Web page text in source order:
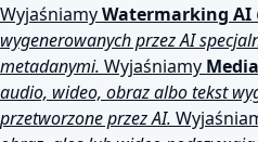
WyjaśniamyWatermarking AI
wygenerowanych przez AI
metadanymi. Wyjaśniamy
audio, wideo, obraz albo tekst
przetworzone przez AI.